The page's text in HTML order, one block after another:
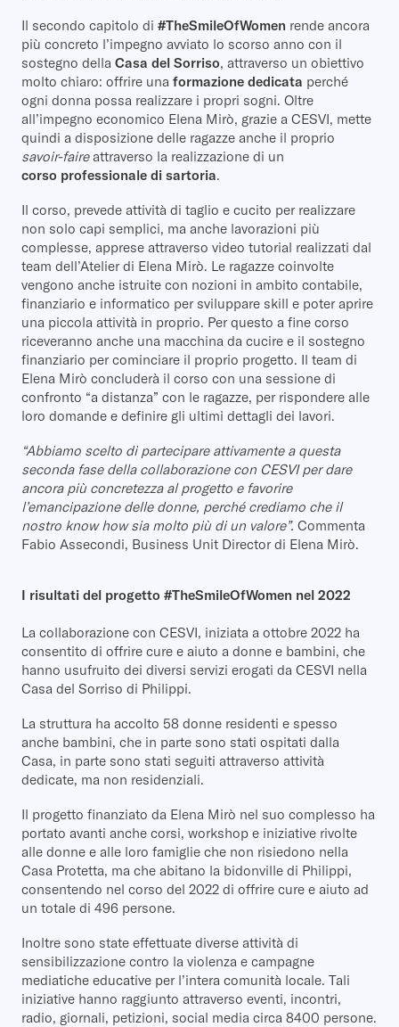
Il secondo capitolo di #TheSmileOfWomen rende ancora
più concreto l’impegno avviato lo scorso anno con il
sostegno della Casa del Sorriso, attraverso un obiettivo
molto chiaro: offrire una formazione dedicata perché
ogni donna possa realizzare i propri sogni. Oltre
all’impegno economico Elena Mirò, grazie a CESVI, mette
quindi a disposizione delle ragazze anche il proprio
savoir-faireattraverso la realizzazione di un
corso professionale di sartoria.
Il corso, prevede attività di taglio e cucito per realizzare
non solo capi semplici, ma anche lavorazioni più
complesse, apprese attraverso video tutorial realizzati dal
team dell’Atelier di Elena Mirò. Le ragazze coinvolte
vengono anche istruite con nozioni in ambito contabile,
finanziario e informatico per sviluppare skill e poter aprire
una piccola attività in proprio. Per questo a fine corso
riceveranno anche una macchina da cucire e il sostegno
finanziario per cominciare il proprio progetto. Il team di
Elena Mirò concluderà il corso con una sessione di
confronto “a distanza” con le ragazze, per rispondere alle
loro domande e definire gli ultimi dettagli dei lavori.
“Abbiamo scelto di partecipare attivamente a questa
seconda fase della collaborazione con CESVI per dare
ancora più concretezza al progetto e favorire
l’emancipazione delle donne, perché crediamo che il
nostro know how sia molto più di un valore”. Commenta
Fabio Assecondi, Business Unit Director di Elena Mirò.
I risultati del progetto #TheSmileOfWomen nel 2022
La collaborazione con CESVI, iniziata a ottobre 2022 ha
consentito di offrire cure e aiuto a donne e bambini, che
hanno usufruito dei diversi servizi erogati da CESVI nella
Casa del Sorriso di Philippi.
La struttura ha accolto 58 donne residenti e spesso
anche bambini, che in parte sono stati ospitati dalla
Casa, in parte sono stati seguiti attraverso attività
dedicate, ma non residenziali.
Il progetto finanziato da Elena Mirò nel suo complesso ha
portato avanti anche corsi, workshop e iniziative rivolte
alle donne e alle loro famiglie che non risiedono nella
Casa Protetta, ma che abitano la bidonville di Philippi,
consentendo nel corso del 2022 di offrire cure e aiuto ad
un totale di 496 persone.
Inoltre sono state effettuate diverse attività di
sensibilizzazione contro la violenza e campagne
mediatiche educative per l’intera comunità locale. Tali
iniziative hanno raggiunto attraverso eventi, incontri,
radio, giornali, petizioni, social media circa 8400 persone.